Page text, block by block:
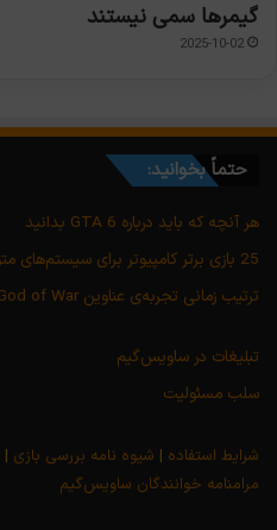
گیمرها سمی نیستند
2025-10-02
حتماً بخوانید:
هر آنچه که باید درباره GTA 6 بدانید
25 بازی برتر کامپیوتر برای سیستم‌های متوسط و ضعیف
ترتیب زمانی تجربه‌ی عناوین God of War
تبلیغات در ساویس‌گیم
سلب مسئولیت
شرایط استفاده | شیوه نامه بررسی بازی |
مرامنامه خوانندگان ساویس‌گیم